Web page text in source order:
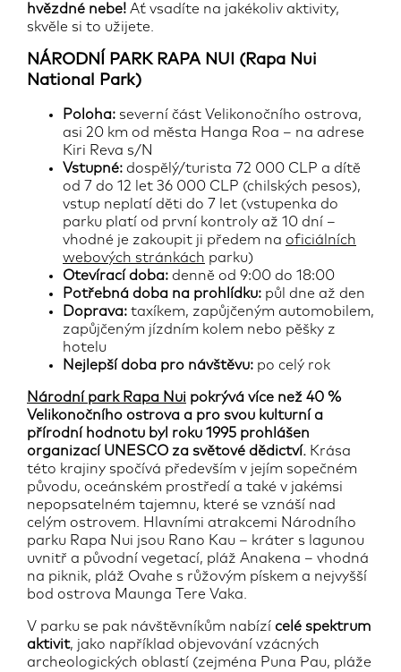
hvězdné nebe! Ať vsadíte na jakékoliv aktivity,
skvěle si to užijete.
NÁRODNÍ PARK RAPA NUI (Rapa Nui
National Park)
Poloha: severní část Velikonočního ostrova,
asi 20 km od města Hanga Roa – na adrese
Kiri Reva s/N
Vstupné: dospělý/turista 72 000 CLP a dítě
od 7 do 12 let 36 000 CLP (chilských pesos),
vstup neplatí děti do 7 let (vstupenka do
parku platí od první kontroly až 10 dní –
vhodné je zakoupit ji předem na oficiálních
webových stránkách parku)
Otevírací doba: denně od 9:00 do 18:00
Potřebná doba na prohlídku: půl dne až den
Doprava: taxíkem, zapůjčeným automobilem,
zapůjčeným jízdním kolem nebo pěšky z
hotelu
Nejlepší doba pro návštěvu: po celý rok
Národní park Rapa Nui pokrývá více než 40 %
Velikonočního ostrova a pro svou kulturní a
přírodní hodnotu byl roku 1995 prohlášen
organizací UNESCO za světové dědictví. Krása
této krajiny spočívá především v jejím sopečném
původu, oceánském prostředí a také v jakémsi
nepopsatelném tajemnu, které se vznáší nad
celým ostrovem. Hlavními atrakcemi Národního
parku Rapa Nui jsou Rano Kau – kráter s lagunou
uvnitř a původní vegetací, pláž Anakena – vhodná
na piknik, pláž Ovahe s růžovým pískem a nejvyšší
bod ostrova Maunga Tere Vaka.
V parku se pak návštěvníkům nabízí celé spektrum
aktivit, jako například objevování vzácných
archeologických oblastí (zejména Puna Pau, pláže